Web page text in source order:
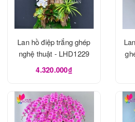
Lan hồ điệp trắng ghép
nghệ thuật - LHD1229
4.320.000₫